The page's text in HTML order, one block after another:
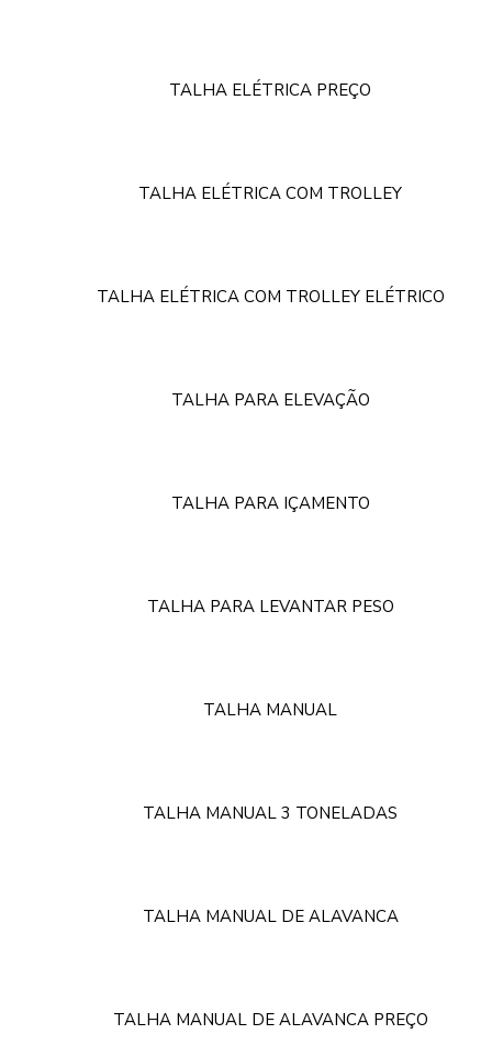
TALHA ELÉTRICA PREÇO
TALHA ELÉTRICA COM TROLLEY
TALHA ELÉTRICA COM TROLLEY ELÉTRICO
TALHA PARA ELEVAÇÃO
TALHA PARA IÇAMENTO
TALHA PARA LEVANTAR PESO
TALHA MANUAL
TALHA MANUAL 3 TONELADAS
TALHA MANUAL DE ALAVANCA
TALHA MANUAL DE ALAVANCA PREÇO